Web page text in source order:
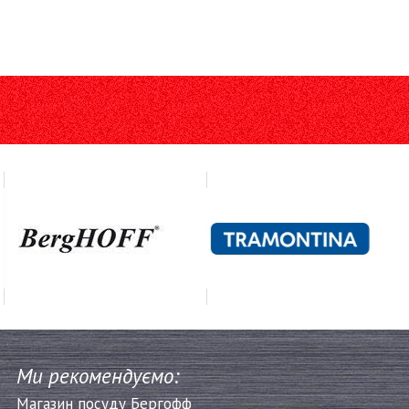
Ми рекомендуємо:
Магазин посуду Бергофф